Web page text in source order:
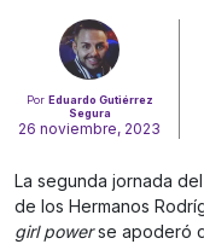
Por Eduardo Gutiérrez
Segura
26 noviembre, 2023
La segunda jornada
de los Hermanos
girl powerse apoderó